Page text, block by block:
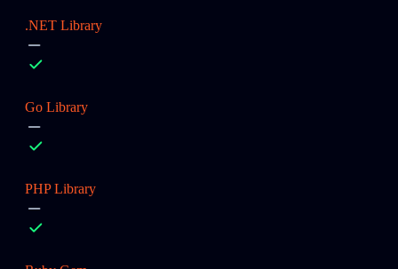
.NET Library
Go Library
PHP Library